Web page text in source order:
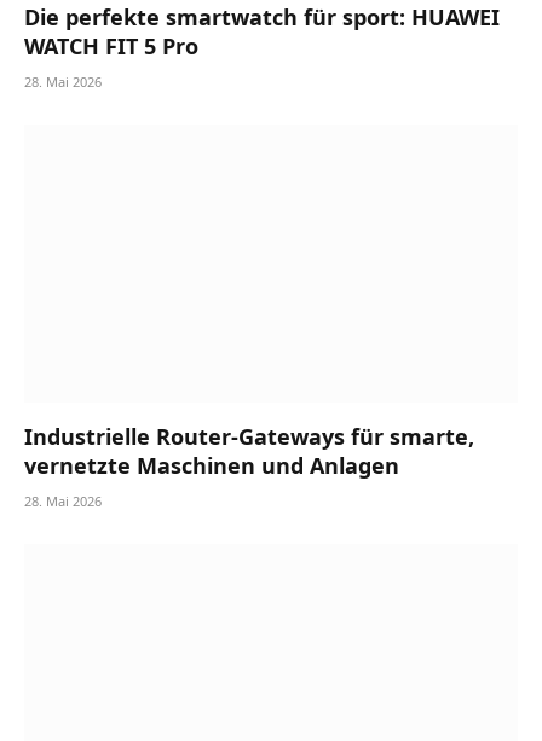
Die perfekte smartwatch für sport: HUAWEI
WATCH FIT 5 Pro
28. Mai 2026
Industrielle Router-Gateways für smarte,
vernetzte Maschinen und Anlagen
28. Mai 2026